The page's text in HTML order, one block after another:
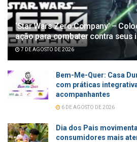
‘Star Wars Zero Company’ –
ação para combater contra seus
7 DE AGOSTO DE 2026
Bem-Me-Quer: Casa
com práticas
acompanhantes
6 DE AGOSTO DE 2026
Dia dos Pais
consumidores mais